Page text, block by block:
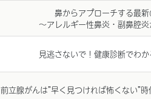
鼻からアプローチする最
〜アレルギー性鼻炎・副鼻腔
見逃さないで！健康診断でわ
前立腺がんは”早く見つければ怖くない”